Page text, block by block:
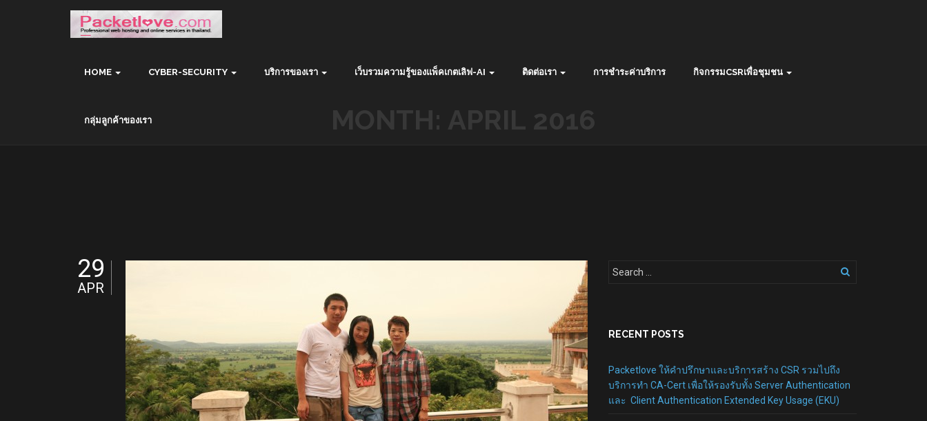
HOME CYBER-SECURITY บริการของเรา เว็บรวมความรู้ของแพ็คเกตเลิฟ-AI ติดต่อเรา การชำระค่าบริการ กิจกรรมCSRเพื่อชุมชน
กลุ่มลูกค้าของเรา
29
APR
RECENT POSTS
Packetlove ให้คำปรึกษาและบริการสร้าง CSR รวมไปถึง
บริการทำ CA-Cert เพื่อให้รองรับทั้ง Server Authentication
และ Client Authentication Extended Key Usage (EKU)